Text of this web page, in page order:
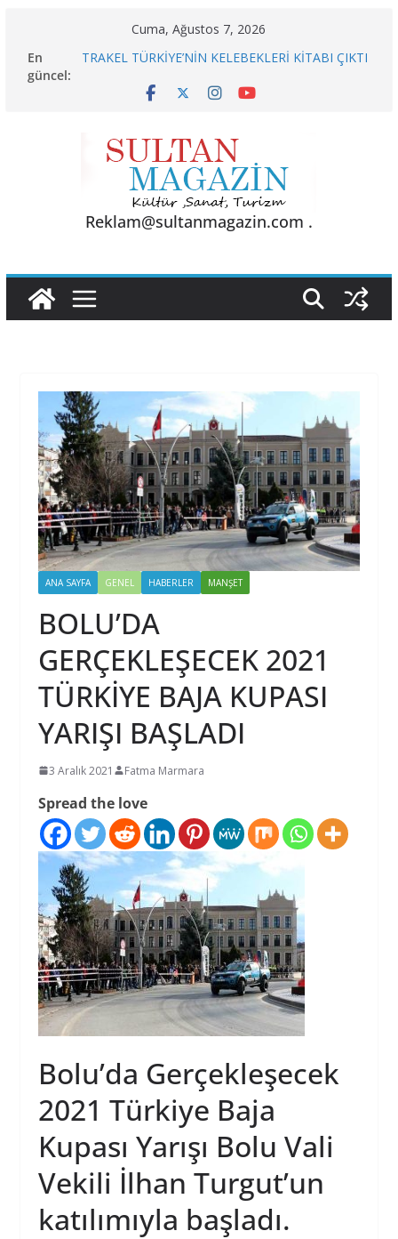
content
Cuma, Ağustos 7, 2026
En
güncel:
TRAKEL TÜRKİYE’NİN KELEBEKLERİ KİTABI ÇIKTI
YÖNETİLMEYİ HAK EDİYOR”
24 TEMMUZ’DA BGC’DEN MESLEK YASASI
VURGUSU
Reklam@sultanmagazin.com .
ANA SAYFA GENEL HABERLER MANŞET
BOLU’DA
GERÇEKLEŞECEK 2021
TÜRKİYE BAJA KUPASI
YARIŞI BAŞLADI
3 Aralık 2021 Fatma Marmara
Spread the love
Bolu’da Gerçekleşecek
2021 Türkiye Baja
Kupası Yarışı Bolu Vali
Vekili İlhan Turgut’un
katılımıyla başladı.